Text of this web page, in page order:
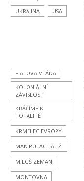
UKRAJINA USA
FIALOVA VLÁDA
KOLONIÁLNÍ
ZÁVISLOST
KRÁČÍME K
TOTALITĚ
KRMELEC EVROPY
MANIPULACE A LŽI
MILOŠ ZEMAN
MONTOVNA